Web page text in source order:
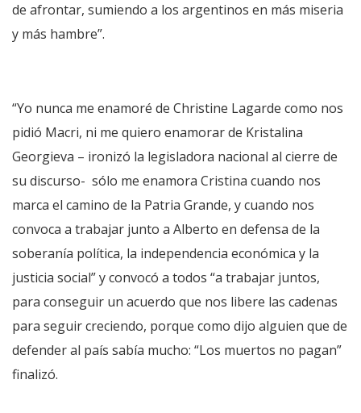
de afrontar, sumiendo a los argentinos en más miseria
y más hambre”.
“Yo nunca me enamoré de Christine Lagarde como nos
pidió Macri, ni me quiero enamorar de Kristalina
Georgieva – ironizó la legisladora nacional al cierre de
su discurso- sólo me enamora Cristina cuando nos
marca el camino de la Patria Grande, y cuando nos
convoca a trabajar junto a Alberto en defensa de la
soberanía política, la independencia económica y la
justicia social” y convocó a todos “a trabajar juntos,
para conseguir un acuerdo que nos libere las cadenas
para seguir creciendo, porque como dijo alguien que de
defender al país sabía mucho: “Los muertos no pagan”
finalizó.